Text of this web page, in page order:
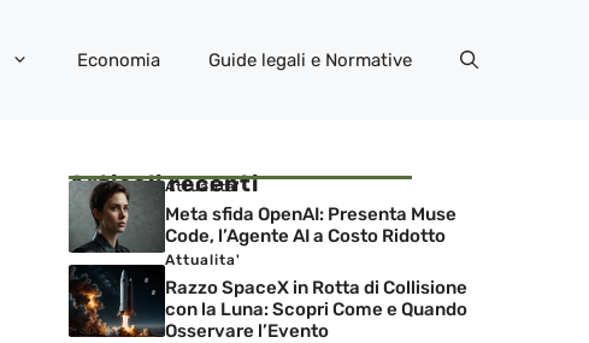
Economia Guide legali e Normative
Articoli recenti
Attualita'
Meta sfida OpenAI: Presenta Muse
Code, l’Agente AI a Costo Ridotto
Attualita'
Razzo SpaceX in Rotta di Collisione
con la Luna: Scopri Come e Quando
Osservare l’Evento